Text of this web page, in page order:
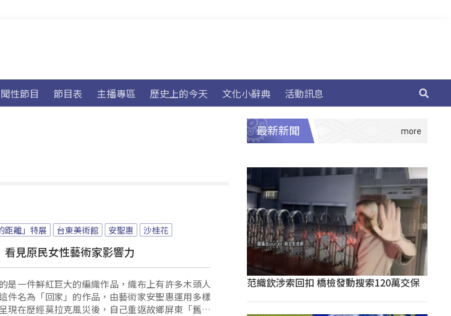
性節目 節目表 主播專區 歷史上的今天 文化小辭典 活動訊息
距離」特展 台東美術館 安聖惠 沙桂花
看見原民女性藝術家影響力
是一件鮮紅巨大的編織作品，織布上有許多木頭人
件名為「回家」的作品，由藝術家安聖惠運用多樣
現在歷經莫拉克風災後，自己重返故鄉屏東「舊好
最新新聞
范織欽涉索回扣 橋檢發動搜索120萬交保